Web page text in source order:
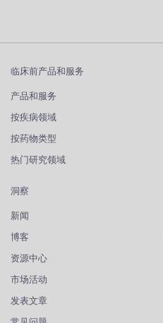
临床前产品和服务
产品和服务
按疾病领域
按药物类型
热门研究领域
洞察
新闻
博客
资源中心
市场活动
发表文章